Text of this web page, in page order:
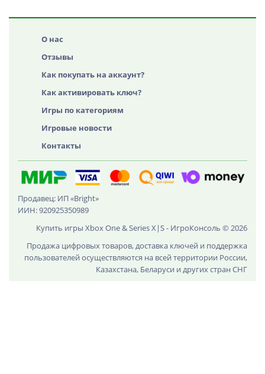
О нас
Отзывы
Как покупать на аккаунт?
Как активировать ключ?
Игры по категориям
Игровые новости
Контакты
Продавец: ИП «Bright»
ИИН: 920925350989
Купить игры Xbox One & Series X|S - ИгроКонсоль © 2026
Продажа цифровых товаров, доставка ключей и поддержка
пользователей осуществляются на всей территории России,
Казахстана, Беларуси и других стран СНГ